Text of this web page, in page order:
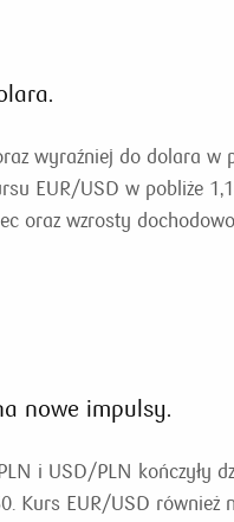
wyraźniej do dolara w
EUR/USD w pobliże
oraz wzrosty
nowe impulsy.
i USD/PLN kończyły
Kurs EUR/USD również